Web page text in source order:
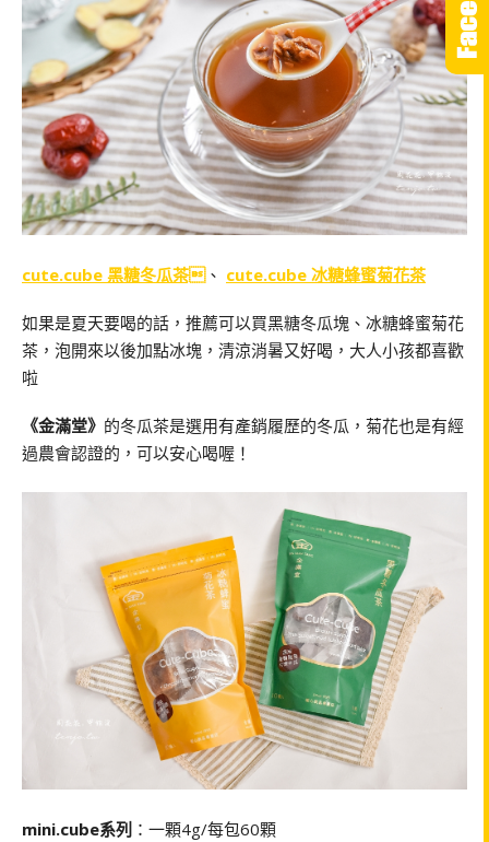
cute.cube 黑糖冬瓜茶、 cute.cube 冰糖蜂蜜菊花茶
如果是夏天要喝的話，推薦可以買黑糖冬瓜塊、冰糖蜂蜜菊花
茶，泡開來以後加點冰塊，清涼消暑又好喝，大人小孩都喜歡
啦
《金滿堂》 的冬瓜茶是選用有產銷履歷的冬瓜，菊花也是有經
過農會認證的，可以安心喝喔！
mini.cube系列 ：一顆4g/每包60顆